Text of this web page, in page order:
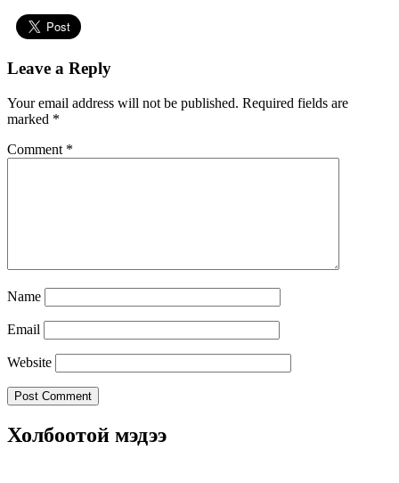
Leave a Reply
Your email address will not be published. Required fields are
marked *
Comment *
Name
Email
Website
Холбоотой мэдээ